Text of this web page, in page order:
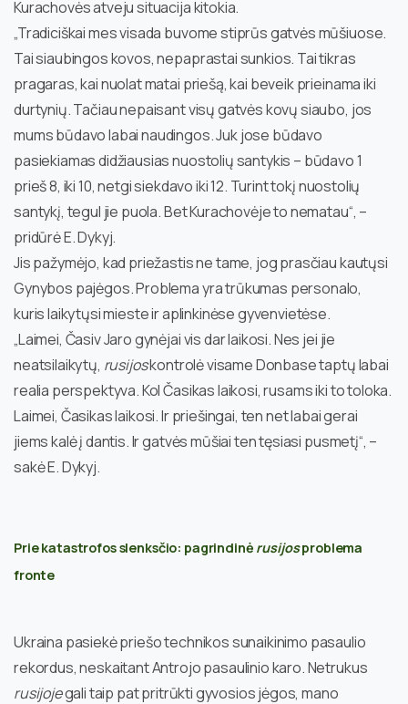
Kurachovės atveju situacija kitokia.
„Tradiciškai mes visada buvome stiprūs gatvės mūšiuose.
Tai siaubingos kovos, nepaprastai sunkios. Tai tikras
pragaras, kai nuolat matai priešą, kai beveik prieinama iki
durtynių. Tačiau nepaisant visų gatvės kovų siaubo, jos
mums būdavo labai naudingos. Juk jose būdavo
pasiekiamas didžiausias nuostolių santykis – būdavo 1
prieš 8, iki 10, netgi siekdavo iki 12. Turint tokį nuostolių
santykį, tegul jie puola. Bet Kurachovėje to nematau“, –
pridūrė E. Dykyj.
Jis pažymėjo, kad priežastis ne tame, jog prasčiau kautųsi
Gynybos pajėgos. Problema yra trūkumas personalo,
kuris laikytųsi mieste ir aplinkinėse gyvenvietėse.
„Laimei, Časiv Jaro gynėjai vis dar laikosi. Nes jei jie
neatsilaikytų, rusijoskontrolė visame Donbase taptų labai
realia perspektyva. Kol Časikas laikosi, rusams iki to toloka.
Laimei, Časikas laikosi. Ir priešingai, ten net labai gerai
jiems kalė į dantis. Ir gatvės mūšiai ten tęsiasi pusmetį“, –
sakė E. Dykyj.
Prie katastrofos slenksčio: pagrindinė rusijosproblema
fronte
Ukraina pasiekė priešo technikos sunaikinimo pasaulio
rekordus, neskaitant Antrojo pasaulinio karo. Netrukus
rusijojegali taip pat pritrūkti gyvosios jėgos, mano